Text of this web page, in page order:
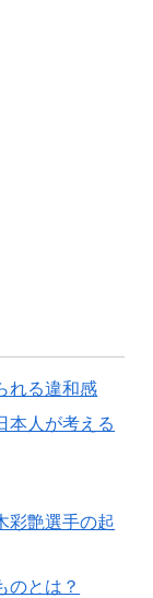
れる違和感
本人が考える
彩艶選手の起
のとは？